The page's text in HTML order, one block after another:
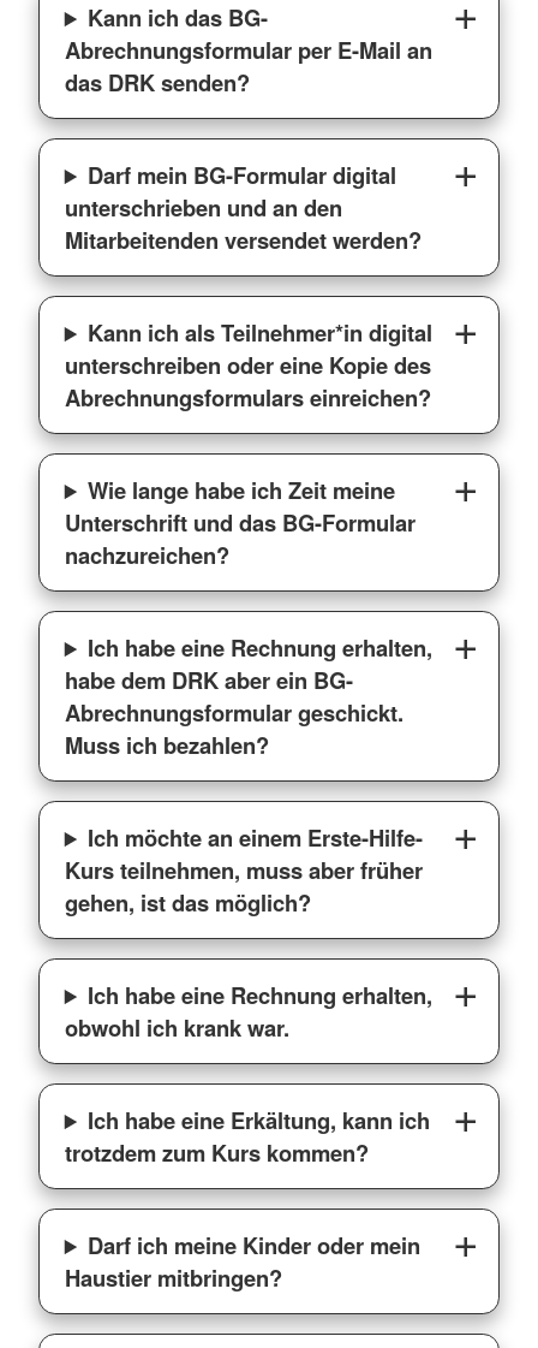
Kann ich das BG-
Abrechnungsformular per E-Mail an
das DRK senden?
Darf mein BG-Formular digital
unterschrieben und an den
Mitarbeitenden versendet werden?
Kann ich als Teilnehmer*in digital
unterschreiben oder eine Kopie des
Abrechnungsformulars einreichen?
Wie lange habe ich Zeit meine
Unterschrift und das BG-Formular
nachzureichen?
Ich habe eine Rechnung erhalten,
habe dem DRK aber ein BG-
Abrechnungsformular geschickt.
Muss ich bezahlen?
Ich möchte an einem Erste-Hilfe-
Kurs teilnehmen, muss aber früher
gehen, ist das möglich?
Ich habe eine Rechnung erhalten,
obwohl ich krank war.
Ich habe eine Erkältung, kann ich
trotzdem zum Kurs kommen?
Darf ich meine Kinder oder mein
Haustier mitbringen?